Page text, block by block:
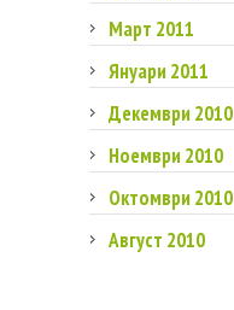
Март 2011
Януари 2011
Декември 2010
Ноември 2010
Октомври 2010
Август 2010